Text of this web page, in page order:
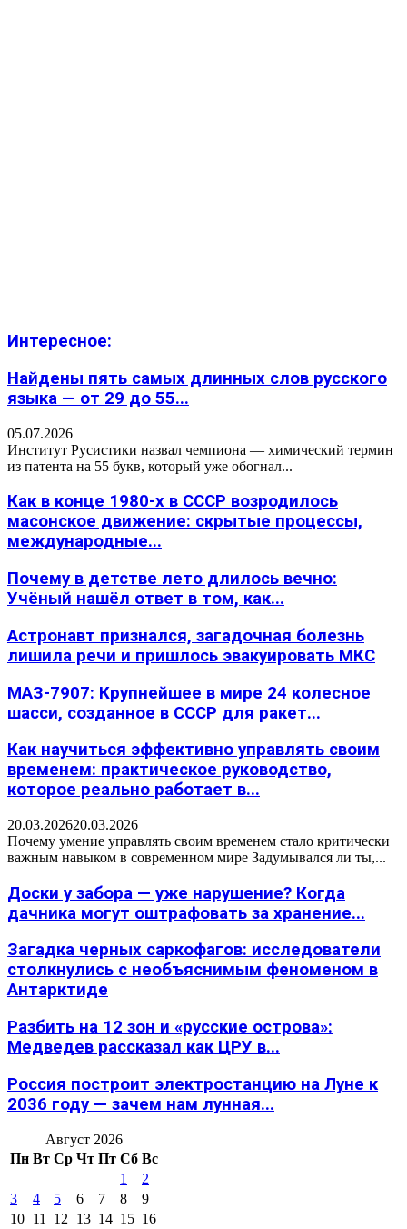
Интересное:
Найдены пять самых длинных слов русского
языка — от 29 до 55...
05.07.2026
Институт Русистики назвал чемпиона — химический термин
из патента на 55 букв, который уже обогнал...
Как в конце 1980-х в СССР возродилось
масонское движение: скрытые процессы,
международные...
Почему в детстве лето длилось вечно:
Учёный нашёл ответ в том, как...
Астронавт признался, загадочная болезнь
лишила речи и пришлось эвакуировать МКС
МАЗ-7907: Крупнейшее в мире 24 колесное
шасси, созданное в СССР для ракет...
Как научиться эффективно управлять своим
временем: практическое руководство,
которое реально работает в...
20.03.202620.03.2026
Почему умение управлять своим временем стало критически
важным навыком в современном мире Задумывался ли ты,...
Доски у забора — уже нарушение? Когда
дачника могут оштрафовать за хранение...
Загадка черных саркофагов: исследователи
столкнулись с необъяснимым феноменом в
Антарктиде
Разбить на 12 зон и «русские острова»:
Медведев рассказал как ЦРУ в...
Россия построит электростанцию на Луне к
2036 году — зачем нам лунная...
Август 2026
Пн Вт Ср Чт Пт Сб Вс
1
2
3
4 5 6 7 8
9
10 11 12 13 14 15 16